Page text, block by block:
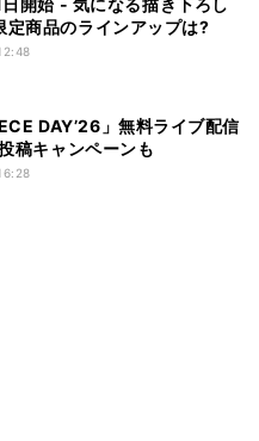
定商品のラインアップは?
DAY’26」無料ライブ配信
稿キャンペーンも